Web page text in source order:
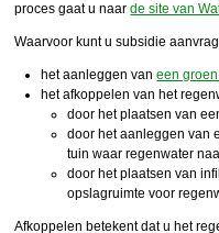
proces gaat u naarde site van
Waarvoor kunt u subsidie
het aanleggen vaneen
het afkoppelen van het
door het plaatsen van
door het aanleggen van
tuin waar regenwater
door het plaatsen van
opslagruimte voor
Afkoppelen betekent dat u het